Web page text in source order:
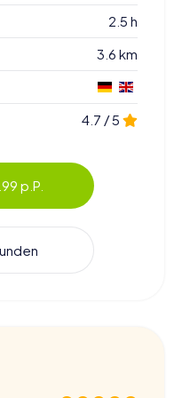
und die Geschichte
was in euch steckt,
der
und Erfolg bei eurem
2.5 h
3.6 km
4.7 / 5
p.P.